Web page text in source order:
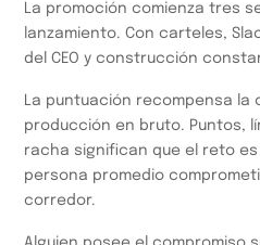
La promoción comienza tres
lanzamiento. Con carteles,
del CEO y construcción
La puntuación recompensa la
producción en bruto. Puntos,
racha significan que el reto
persona promedio
corredor.